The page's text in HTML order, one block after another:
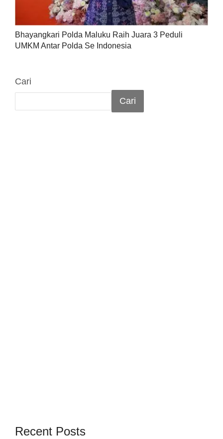
Bhayangkari Polda Maluku Raih Juara 3 Peduli
UMKM Antar Polda Se Indonesia
Cari
Cari
Recent Posts